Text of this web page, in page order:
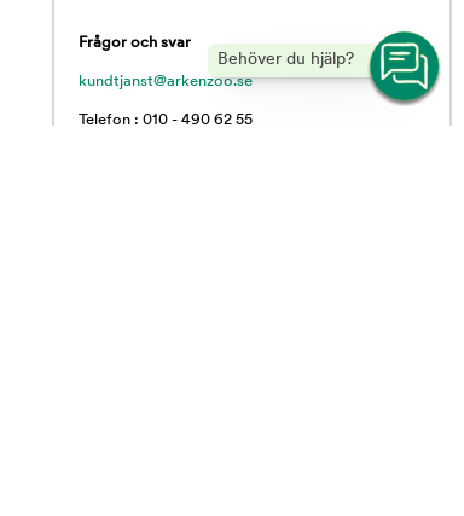
Behöver du hjälp?
Frågor och svar
kundtjanst@arkenzoo.se
Telefon : 010 - 490 62 55